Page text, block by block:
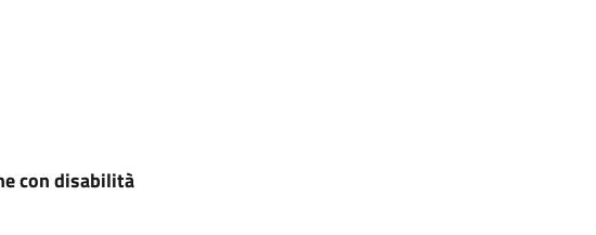
con disabilità